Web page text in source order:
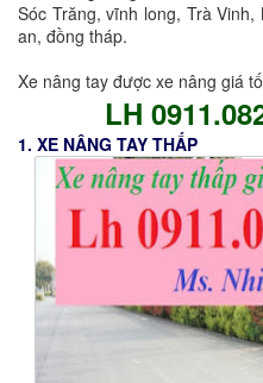
Sóc Trăng, vĩnh long, Trà
an, đồng tháp.
Xe nâng tay được xe nâng giá
LH
1. XE NÂNG TAY THẤP